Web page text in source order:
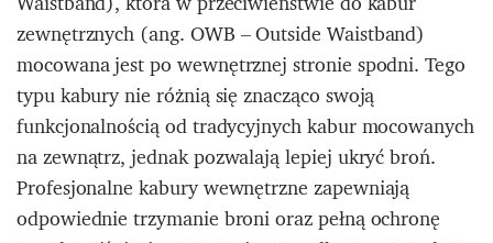
zewnętrznych (ang. OWB – Outside Waistband)
mocowana jest po wewnętrznej stronie spodni. Tego
typu kabury nie różnią się znacząco swoją
funkcjonalnością od tradycyjnych kabur mocowanych
na zewnątrz, jednak pozwalają lepiej ukryć broń.
Profesjonalne kabury wewnętrzne zapewniają
odpowiednie trzymanie broni oraz pełną ochronę